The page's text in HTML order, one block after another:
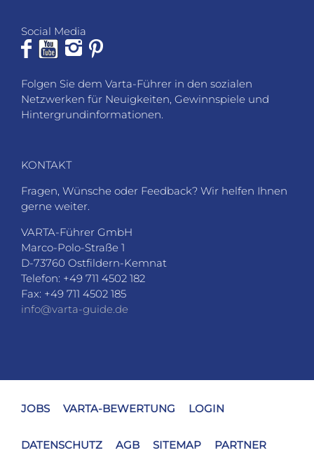
Social Media
Folgen Sie dem Varta-Führer in den sozialen
Netzwerken für Neuigkeiten, Gewinnspiele und
Hintergrundinformationen.
KONTAKT
Fragen, Wünsche oder Feedback? Wir helfen Ihnen
gerne weiter.
VARTA-Führer GmbH
Marco-Polo-Straße 1
D-73760 Ostfildern-Kemnat
Telefon: +49 711 4502 182
Fax: +49 711 4502 185
info@varta-guide.de
JOBS VARTA-BEWERTUNG LOGIN
DATENSCHUTZ AGB SITEMAP PARTNER